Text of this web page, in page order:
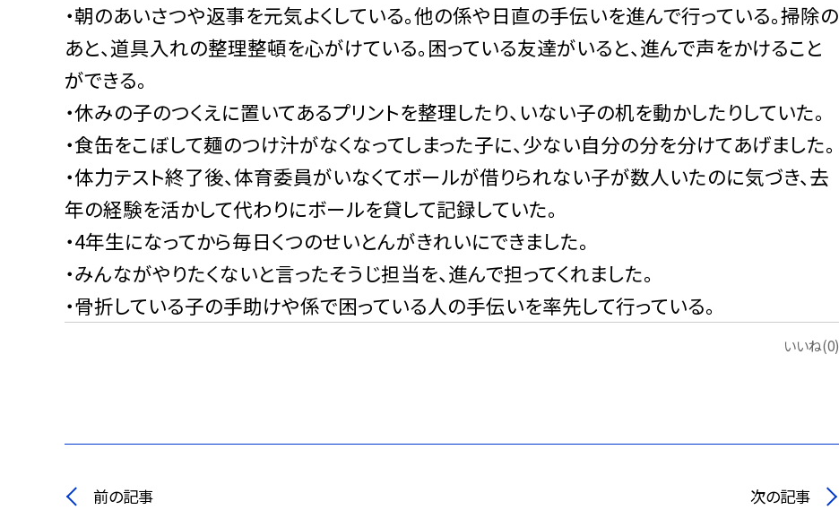
・朝のあいさつや返事を元気よくしている。他の係や日直の手伝いを進んで行っている。掃除の
あと、道具入れの整理整頓を心がけている。困っている友達がいると、進んで声をかけること
ができる。
・休みの子のつくえに置いてあるプリントを整理したり、いない子の机を動かしたりしていた。
・食缶をこぼして麺のつけ汁がなくなってしまった子に、少ない自分の分を分けてあげました。
・体力テスト終了後、体育委員がいなくてボールが借りられない子が数人いたのに気づき、去
年の経験を活かして代わりにボールを貸して記録していた。
・4年生になってから毎日くつのせいとんがきれいにできました。
・みんながやりたくないと言ったそうじ担当を、進んで担ってくれました。
・骨折している子の手助けや係で困っている人の手伝いを率先して行っている。
いいね(0)
前の記事 次の記事